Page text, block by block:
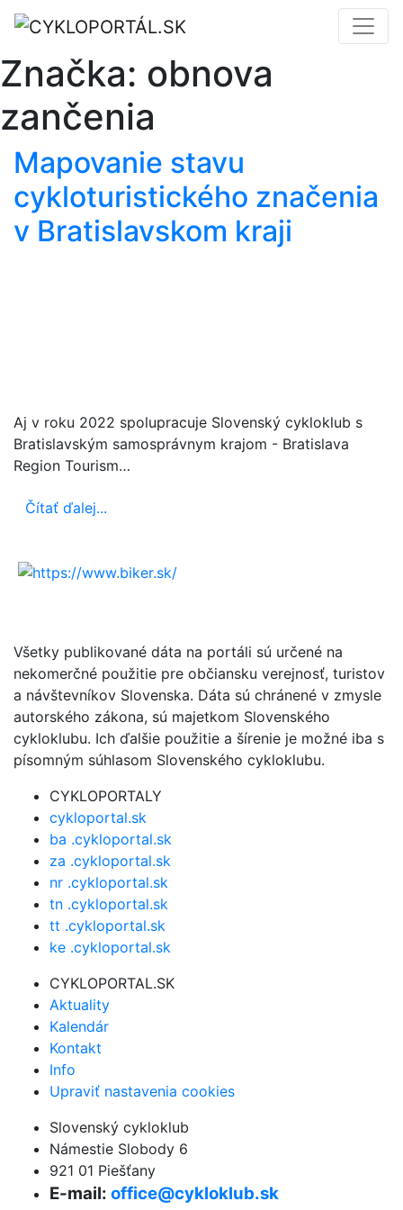
Značka: obnova
zančenia
Mapovanie stavu
cykloturistického značenia
v Bratislavskom kraji
Aj v roku 2022 spolupracuje Slovenský cykloklub s
Bratislavským samosprávnym krajom - Bratislava
Region Tourism…
Čítať ďalej...
Všetky publikované dáta na portáli sú určené na
nekomerčné použitie pre občiansku verejnosť, turistov
a návštevníkov Slovenska. Dáta sú chránené v zmysle
autorského zákona, sú majetkom Slovenského
cykloklubu. Ich ďalšie použitie a šírenie je možné iba s
písomným súhlasom Slovenského cykloklubu.
CYKLOPORTALY
cykloportal.sk
ba .cykloportal.sk
za .cykloportal.sk
nr .cykloportal.sk
tn .cykloportal.sk
tt .cykloportal.sk
ke .cykloportal.sk
CYKLOPORTAL.SK
Aktuality
Kalendár
Kontakt
Info
Upraviť nastavenia cookies
Slovenský cykloklub
Námestie Slobody 6
921 01 Piešťany
E-mail: office@cykloklub.sk